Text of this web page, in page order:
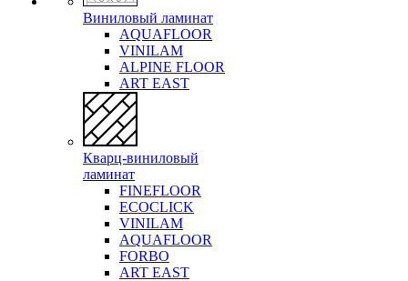
Виниловый ламинат
AQUAFLOOR
VINILAM
ALPINE FLOOR
ART EAST
Кварц-виниловый
ламинат
FINEFLOOR
ECOCLICK
VINILAM
AQUAFLOOR
FORBO
ART EAST